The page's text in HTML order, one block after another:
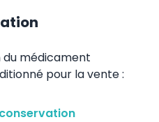
du médicament
pour la vente :